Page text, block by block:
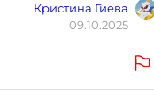
Кристина Гиева
09.10.2025